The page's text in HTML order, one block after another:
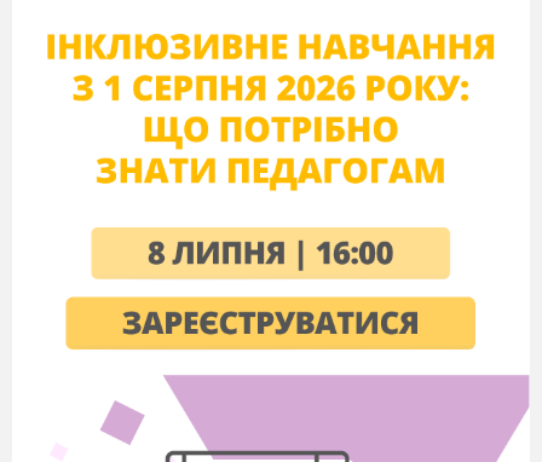
функціїg(x),якщо:
1) g(x) = -f(x);
2) g(x) = f(x);
g(x) = f(x 2);
4) g( x) =f (x) –2.
2. Установіть відповідність між функцією та її